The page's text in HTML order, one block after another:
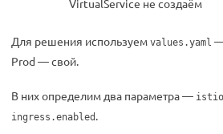
VirtualService не создаём
Для решения используем values.yaml —
Prod — свой.
В них определим два параметра —
ingress.enabled .